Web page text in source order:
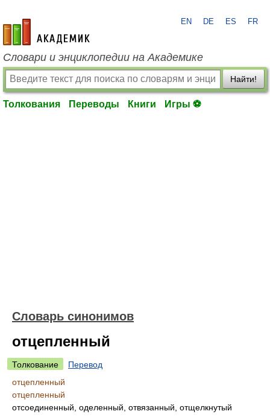
academic.ru
EN DE ES FR
Словари и энциклопедии на Академике
Найти!
Толкования Переводы Книги Игры ⚽
Словарь синонимов
отцепленный
Толкование
Перевод
отцепленный
отцепленный
отсоединенный, оделенный, отвязанный, отщелкнутый